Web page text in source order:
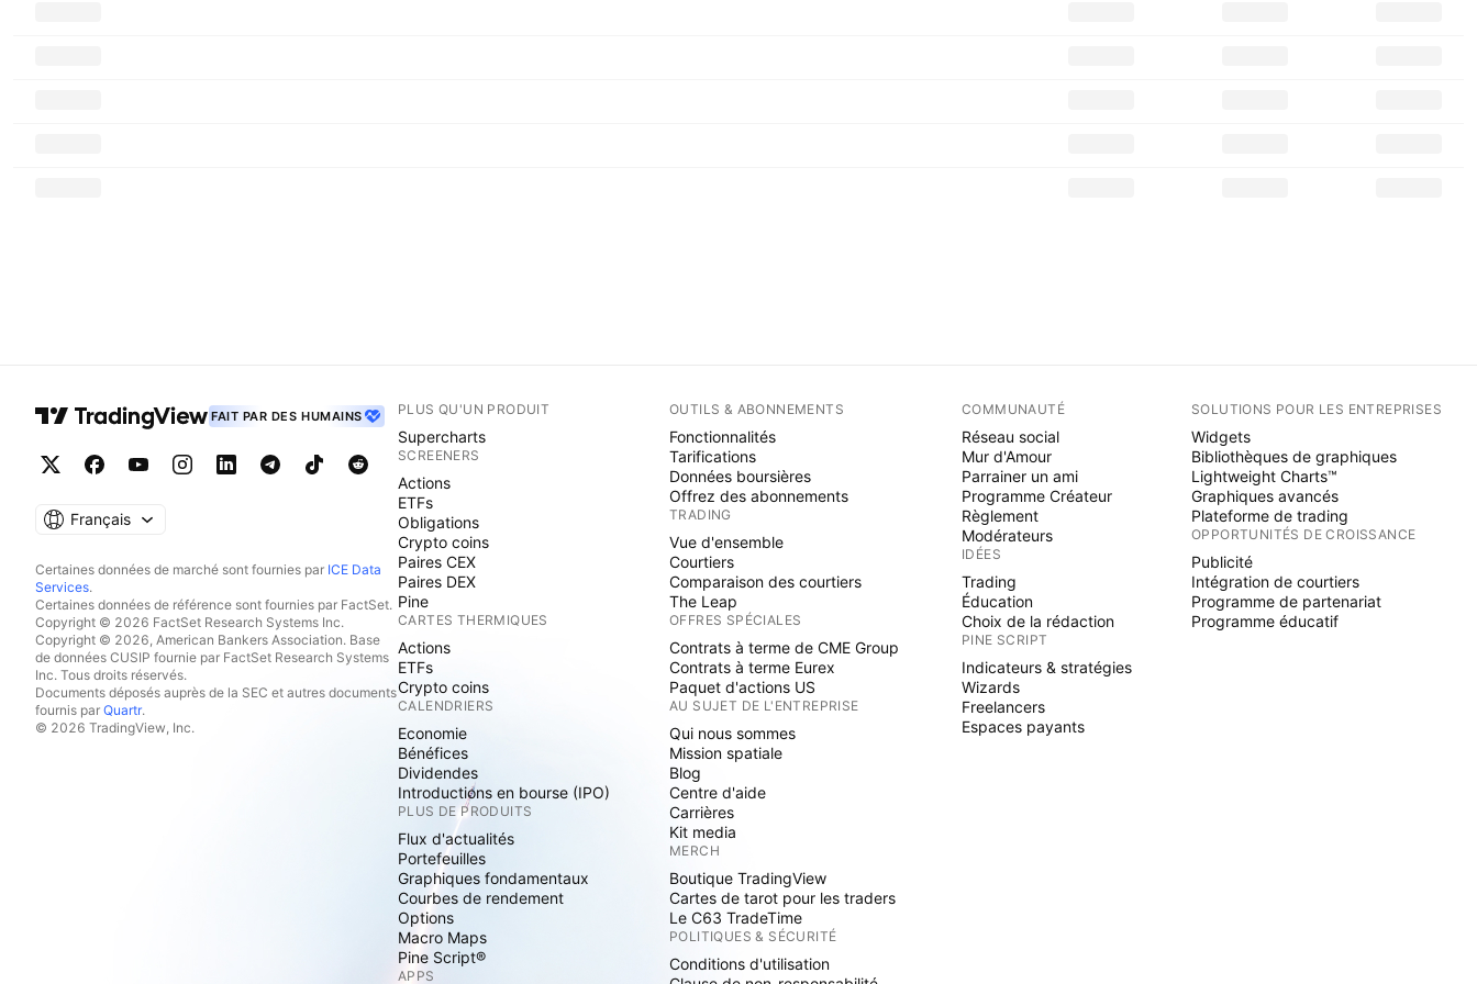
FAIT PAR DES HUMAINS
Français
Certaines données de marché sont fournies par ICE Data
Services.
Certaines données de référence sont fournies par FactSet.
Copyright © 2026 FactSet Research Systems Inc.
Copyright © 2026, American Bankers Association. Base
de données CUSIP fournie par FactSet Research Systems
Inc. Tous droits réservés.
Documents déposés auprès de la SEC et autres documents
fournis par Quartr.
© 2026 TradingView, Inc.
PLUS QU'UN PRODUIT
Supercharts
SCREENERS
Actions
ETFs
Obligations
Crypto coins
Paires CEX
Paires DEX
Pine
CARTES THERMIQUES
Actions
ETFs
Crypto coins
CALENDRIERS
Economie
Bénéfices
Dividendes
Introductions en bourse (IPO)
PLUS DE PRODUITS
Flux d'actualités
Portefeuilles
Graphiques fondamentaux
Courbes de rendement
Options
Macro Maps
Pine Script®
APPS
OUTILS & ABONNEMENTS
Fonctionnalités
Tarifications
Données boursières
Offrez des abonnements
TRADING
Vue d'ensemble
Courtiers
Comparaison des courtiers
The Leap
OFFRES SPÉCIALES
Contrats à terme de CME Group
Contrats à terme Eurex
Paquet d'actions US
AU SUJET DE L'ENTREPRISE
Qui nous sommes
Mission spatiale
Blog
Centre d'aide
Carrières
Kit media
MERCH
Boutique TradingView
Cartes de tarot pour les traders
Le C63 TradeTime
POLITIQUES & SÉCURITÉ
Conditions d'utilisation
COMMUNAUTÉ
Réseau social
Mur d'Amour
Parrainer un ami
Programme Créateur
Règlement
Modérateurs
IDÉES
Trading
Éducation
Choix de la rédaction
PINE SCRIPT
Indicateurs & stratégies
Wizards
Freelancers
Espaces payants
SOLUTIONS POUR LES ENTREPRISES
Widgets
Bibliothèques de graphiques
Lightweight Charts™
Graphiques avancés
Plateforme de trading
OPPORTUNITÉS DE CROISSANCE
Publicité
Intégration de courtiers
Programme de partenariat
Programme éducatif